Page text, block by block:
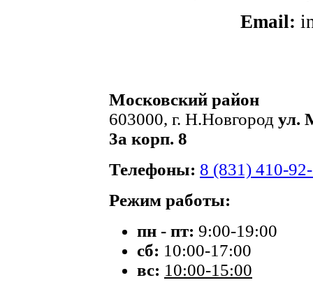
Email:
Московский район
603000, г. Н.Новгород ул.
3а корп. 8
Телефоны: 8 (831) 410-
Режим работы:
пн - пт: 9:00-19:00
сб: 10:00-17:00
вс: 10:00-15:00